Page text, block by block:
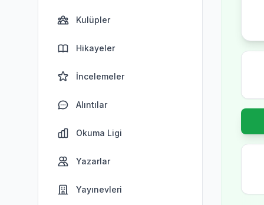
Kulüpler
Hikayeler
İncelemeler
Alıntılar
Okuma Ligi
Yazarlar
Yayınevleri